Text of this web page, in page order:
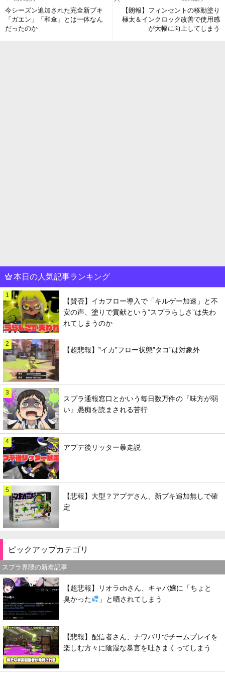
今シーズン追加された完全新ブキ
「ガエン」「和傘」とは一体なん
だったのか
【朗報】フィンセントの移動塗り
極太＆インクロック改善で使用感
が大幅に向上してしまう
本日の人気記事ランキング
1
【賛否】イカフロー導入で「キルゲー加速」と不
安の声、塗りで貢献という”スプラらしさ”は失わ
れてしまうのか
2
【超悲報】”イカ”フロー状態”タコ”は対象外
3
スプラ通報窓口とかいう毎日数万件の『味方が弱
い』愚痴を読まされる苦行
4
アプデ後リッター暴走説
5
【悲報】大型？アプデさん、新ブキ追加無しで確
定
ピックアップカテゴリ
スプラ界隈の新着記事
【超悲報】リオラchさん、キャバ嬢に「ちょと
臭かった
」と晒されてしまう
【悲報】配信者さん、ナワバリでチームプレイを
楽しむ方々に陰湿な暴言を吐きまくってしまう